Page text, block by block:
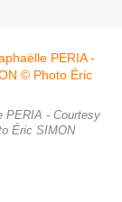
PERIA - Courtesy
Éric SIMON